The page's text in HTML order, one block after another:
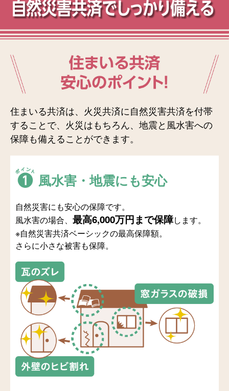
住まいる共済は、火災共済に自然災害共済を付帯
することで、火災はもちろん、地震と風水害への
保障も備えることができます。
風水害・地震にも安心
自然災害にも安心の保障です。
風水害の場合、 最高6,000万円まで保障します。
※自然災害共済ベーシックの最高保障額。
さらに小さな被害も保障。